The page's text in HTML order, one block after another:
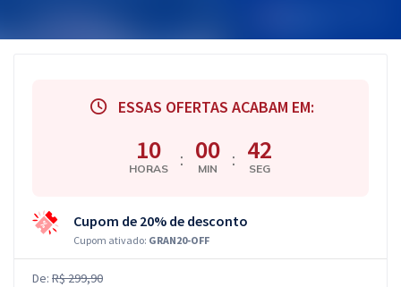
ESSAS OFERTAS ACABAM EM:
10
HORAS : 00
MIN : 42
SEG
Cupom de 20% de desconto
Cupom ativado: GRAN20-OFF
De: R$ 299,90